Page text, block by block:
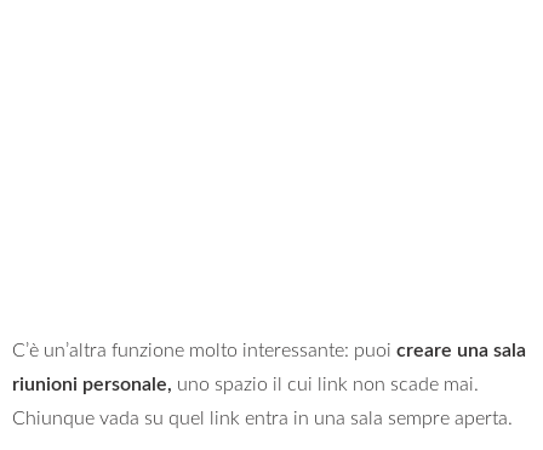
C’è un’altra funzione molto interessante: puoi creare una sala
riunioni personale, uno spazio il cui link non scade mai.
Chiunque vada su quel link entra in una sala sempre aperta.